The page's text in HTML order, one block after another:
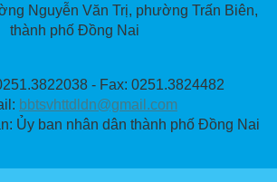
Nguyễn Văn Trị, phường Trấn Biên,
thành phố Đồng Nai
- Fax: 0251.3824482
bbtsvhttdldn@gmail.com
Ủy ban nhân dân thành phố Đồng Nai